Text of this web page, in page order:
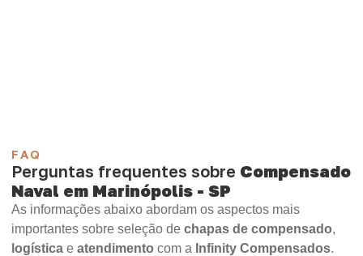
FAQ
Perguntas frequentes sobre Compensado
Naval em Marinópolis - SP
As informações abaixo abordam os aspectos mais
importantes sobre seleção de chapas de compensado,
logística e atendimento com a Infinity Compensados.